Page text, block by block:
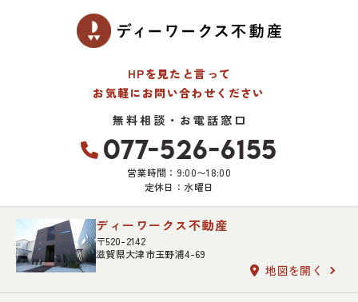
HPを見たと言って
お気軽にお問い合わせください
無料相談・お電話窓口
077-526-6155
営業時間：9:00〜18:00
定休日：水曜日
ディーワークス不動産
〒520-2142
滋賀県大津市玉野浦4-69
地図を開く